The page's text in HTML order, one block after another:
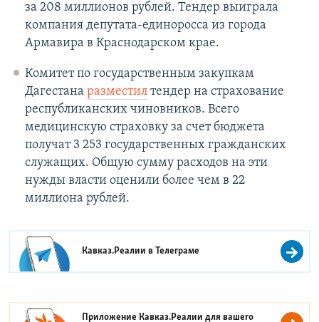
за 208 миллионов рублей. Тендер выиграла
компания депутата-единоросса из города
Армавира в Краснодарском крае.
Комитет по государственным закупкам
Дагестана разместилтендер на страхование
республиканских чиновников. Всего
медицинскую страховку за счет бюджета
получат 3 253 государственных гражданских
служащих. Общую сумму расходов на эти
нужды власти оценили более чем в 22
миллиона рублей.
Кавказ.Реалии вТелеграме
Приложение Кавказ.Реалии для вашего